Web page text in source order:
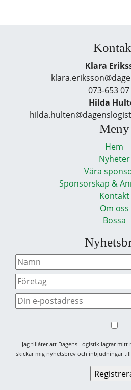
Klara
073-653
Hilda
Meny
Hem
Nyheter
Våra
Sponsorskap &
Kontakt
Om oss
Bossa
Jag tillåter att Dagens Logistik lagrar
skickar mig nyhetsbrev och inbjudningar